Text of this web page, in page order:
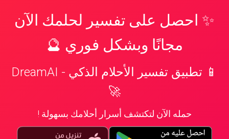
✨ احصل على تفسير لحلمك الآن
مجانًا وبشكل فوري 🔮
📱 تطبيق تفسير الأحلام الذكي - DreamAI
🚀
حمله الآن لتكتشف أسرار أحلامك بسهولة !